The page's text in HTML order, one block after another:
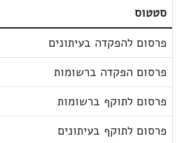
סטטוס
פרסום להפקדה בעיתונים
פרסום הפקדה ברשומות
פרסום לתוקף ברשומות
פרסום לתוקף בעיתונים